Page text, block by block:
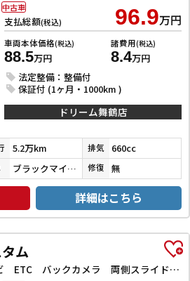
支払総額(税込) 96.9万円
車両本体価格(税込)
88.5万円
諸費用(税込)
8.4万円
法定整備：整備付
保証付 (1ヶ月・1000km )
中古車
ドリーム舞鶴店
5.2万km 排気 660cc
ブラックマイカメタリック 修復 無
詳細はこちら
ム
G・Lパッケージ カーナビ ETC バックカメラ 両側スライド・片側電動 TV オートライト HID スマートキー アイドリングストップ 電動格納ミラー ベンチシート CVT 盗難防止システム ABS ESC